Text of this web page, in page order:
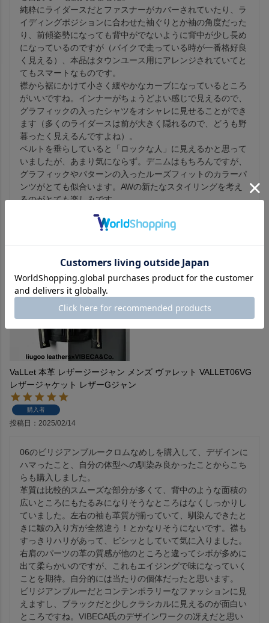
純粋にライダースだとファスナーがカバーされていたり、ラ
イディングポジションに合わせた袖ぐりとか袖の角度だった
り、前傾姿勢になっても背中がでないように背中が少し長め
になっているのですが（バイクで走っている時が一番格好良
く見える）、本品はタウンユース用にアレンジされていてと
てもスマートなものです。
襟から裾にかけて小さく緩やかなカーブになっているところ
がいいですね。インナーがちょうどよい感じで見えるので、
グラフィックの入ったシャツをオシャレに見せることができ
ます（多くのライダースは前が大きく隠れるので、どうも野
暮ったく見えるんですよね）。
ベルトを垂らしていると「ロックな人」に見えるかと思って
いましたが、あまり気にならず。デニムはもちろんですが、
グラフィックやパターンの入ったルーズフィットのカラーパ
ンツがとても似合います。AWの新たなスタイリングを考え
VaLLet 本革 レザージージャン メンズ ヴァレット VALLET06VG
レザージャケット レザーGジャン
購入者
投稿日 2025/02/14
06のビリジアンブルークロムなめしを購入して、デザインに
ハマったこと、自分の体型への馴染み良かったことからこち
らも購入しました。
革質は比較的スムーズな部分が多くて、背中のような面積の
広いところにもたるみになりそうなところはなくしっかりし
ていました。左右の袖も革質が揃っていて、馴染んできたと
きに皺の入り方が全然違う！とかなりそうにないです。襟も
すっきりハリがあって、ピシッとしていて気に入りました。
右肩のパーツの革の質感が他のところと違ってシボが多めに
出て柔らかいのですが、これもエイジングで味になっていく
ことを期待。自分的には当たりの個体だったと思います。
ビリジアンブルーだとコンテンポラリーなファッションに見
えますし、ブラックだと少しクラシカルに見えるのが面白い
ところですね。VIBECA氏のデザインワークの冴えだと思い